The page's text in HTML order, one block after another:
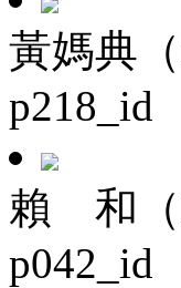
黃媽典（
p218_id
賴 和（
p042_id